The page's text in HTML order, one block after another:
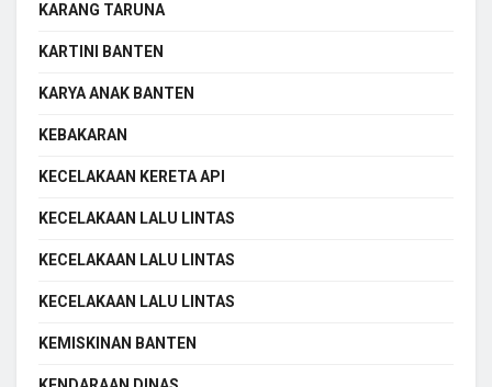
KARANG TARUNA
KARTINI BANTEN
KARYA ANAK BANTEN
KEBAKARAN
KECELAKAAN KERETA API
KECELAKAAN LALU LINTAS
KECELAKAAN LALU LINTAS
KECELAKAAN LALU LINTAS
KEMISKINAN BANTEN